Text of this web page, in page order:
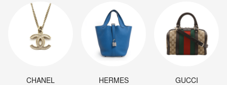
CHANEL HERMES GUCCI